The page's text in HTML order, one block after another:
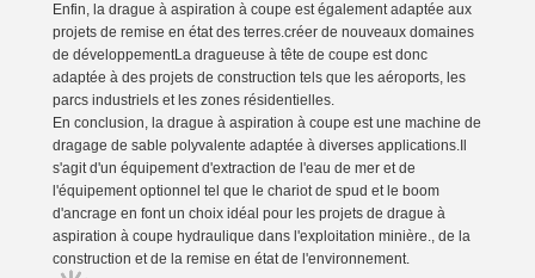
Enfin, la drague à aspiration à coupe est également adaptée aux
projets de remise en état des terres.créer de nouveaux domaines
de développementLa dragueuse à tête de coupe est donc
adaptée à des projets de construction tels que les aéroports, les
parcs industriels et les zones résidentielles.
En conclusion, la drague à aspiration à coupe est une machine de
dragage de sable polyvalente adaptée à diverses applications.Il
s'agit d'un équipement d'extraction de l'eau de mer et de
l'équipement optionnel tel que le chariot de spud et le boom
d'ancrage en font un choix idéal pour les projets de drague à
aspiration à coupe hydraulique dans l'exploitation minière., de la
construction et de la remise en état de l'environnement.